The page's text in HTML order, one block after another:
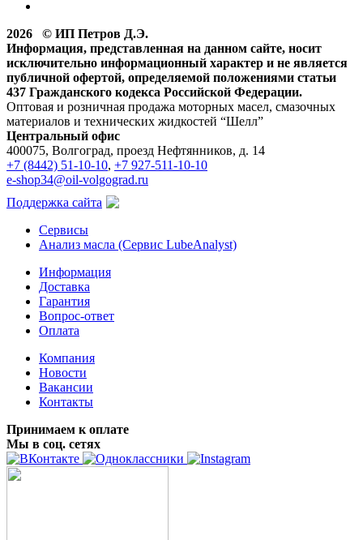
2026 © ИП Петров Д.Э.
Информация, представленная на данном сайте, носит
исключительно информационный характер и не является
публичной офертой, определяемой положениями статьи
437 Гражданского кодекса Российской Федерации.
Оптовая и розничная продажа моторных масел, смазочных
материалов и технических жидкостей “Шелл”
Центральный офис
400075, Волгоград, проезд Нефтянников, д. 14
+7 (8442) 51-10-10, +7 927-511-10-10
e-shop34@oil-volgograd.ru
Поддержка сайта
Сервисы
Анализ масла (Сервис LubeAnalyst)
Информация
Доставка
Гарантия
Вопрос-ответ
Оплата
Компания
Новости
Вакансии
Контакты
Принимаем к оплате
Мы в соц. сетях